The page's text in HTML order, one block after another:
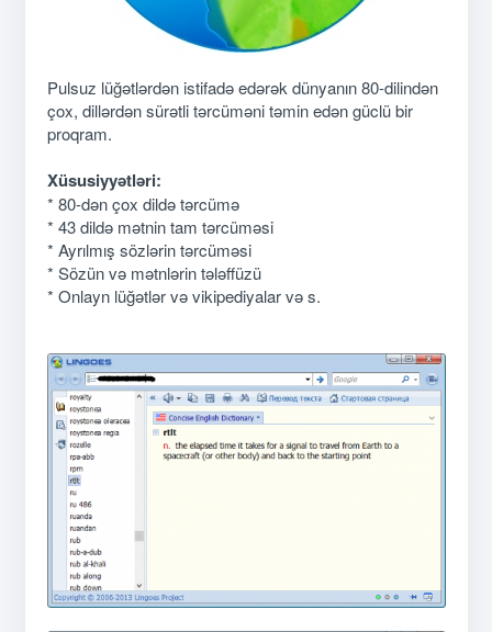
Pulsuz lüğətlərdən istifadə edərək dünyanın 80-dilindən
çox, dillərdən sürətli tərcüməni təmin edən güclü bir
proqram.
Xüsusiyyətləri:
* 80-dən çox dildə tərcümə
* 43 dildə mətnin tam tərcüməsi
* Ayrılmış sözlərin tərcüməsi
* Sözün və mətnlərin tələffüzü
* Onlayn lüğətlər və vikipediyalar və s.